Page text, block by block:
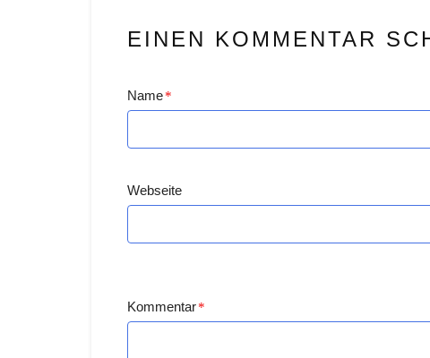
EINEN KOMMENTAR
Name*
Webseite
Kommentar*